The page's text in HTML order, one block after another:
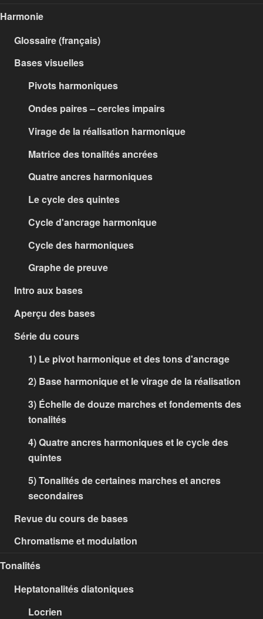
Harmonie
Glossaire (français)
Bases visuelles
Pivots harmoniques
Ondes paires – cercles impairs
Virage de la réalisation harmonique
Matrice des tonalités ancrées
Quatre ancres harmoniques
Le cycle des quintes
Cycle d'ancrage harmonique
Cycle des harmoniques
Graphe de preuve
Intro aux bases
Aperçu des bases
Série du cours
1) Le pivot harmonique et des tons d'ancrage
2) Base harmonique et le virage de la réalisation
3) Échelle de douze marches et fondements des
tonalités
4) Quatre ancres harmoniques et le cycle des
quintes
5) Tonalités de certaines marches et ancres
secondaires
Revue du cours de bases
Chromatisme et modulation
Tonalités
Heptatonalités diatoniques
Locrien